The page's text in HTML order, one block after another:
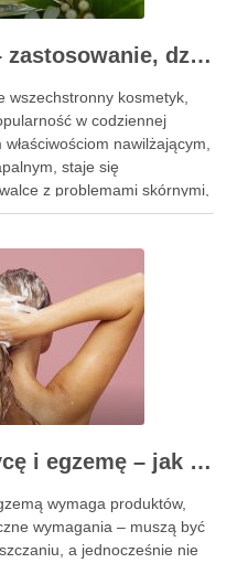
Maść z witaminą A – zastosowanie, działanie i bezpieczeństwo stosowania
wszechstronny kosmetyk,
w codziennej
nawilżającym,
staje się
z problemami skórnymi,
podrażnienia. Jej działanie
Szampon na łuszczycę i egzemę – jak świadomie dobierać produkty przy wrażliwej skórze głowy?
wymaga produktów,
wymagania – muszą być
a jednocześnie nie